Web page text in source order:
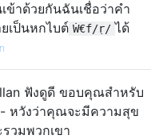
ข้าด้วยกันฉันเชื่อว่าคำ
เป็นหกไบต์ Ẇ€f/ṛ/ ได้
ฟังดูดี ขอบคุณสำหรับ
หวังว่าคุณจะมีความสุข
วมพวกเขา